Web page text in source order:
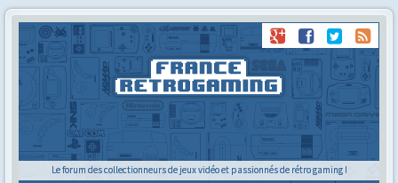
Le forum des collectionneurs de jeux vidéo et passionnés de rétro gaming !